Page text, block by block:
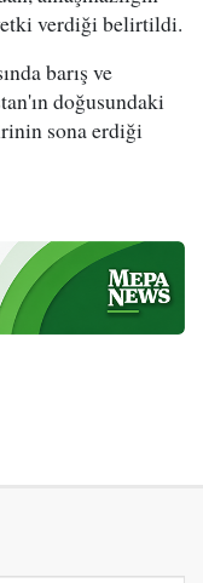
verdiği belirtildi.
barış ve
doğusundaki
sona erdiği